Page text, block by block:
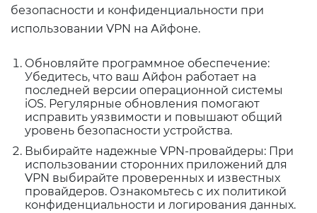
безопасности и конфиденциальности при
использовании VPN на Айфоне.
Обновляйте программное обеспечение:
Убедитесь, что ваш Айфон работает на
последней версии операционной системы
iOS. Регулярные обновления помогают
исправить уязвимости и повышают общий
уровень безопасности устройства.
Выбирайте надежные VPN-провайдеры: При
использовании сторонних приложений для
VPN выбирайте проверенных и известных
провайдеров. Ознакомьтесь с их политикой
конфиденциальности и логирования данных.